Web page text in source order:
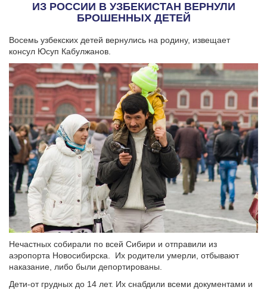
ИЗ РОССИИ В УЗБЕКИСТАН ВЕРНУЛИ
БРОШЕННЫХ ДЕТЕЙ
Восемь узбекских детей вернулись на родину, извещает
консул Юсуп Кабулжанов.
Нечастных собирали по всей Сибири и отправили из
аэропорта Новосибирска. Их родители умерли, отбывают
наказание, либо были депортированы.
Дети-от грудных до 14 лет. Их снабдили всеми документами и